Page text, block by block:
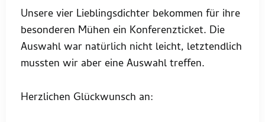
Unsere vier Lieblingsdichter bekommen für ihre
besonderen Mühen ein Konferenzticket. Die
Auswahl war natürlich nicht leicht, letztendlich
mussten wir aber eine Auswahl treffen.
Herzlichen Glückwunsch an: